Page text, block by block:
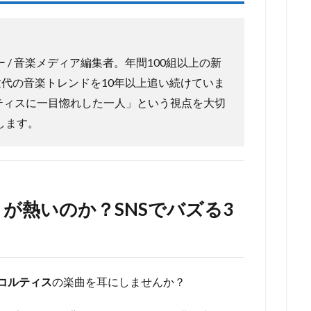
/ 音楽メディア編集者。年間100組以上の新
の音楽トレンドを10年以上追い続けていま
スに一目惚れした一人」という視点を大切
す。
熱いのか？SNSでバズる3
ルティスの楽曲を耳にしませんか？